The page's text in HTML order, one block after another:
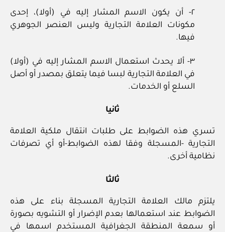
٢- أن يكون الاسم المشار إليه في (أولا)، إحدى
مكونات العلامة التجارية وليس العنصر الجوهري
فيها.
٣- ألا يحدث استعمال الاسم المشار إليه في (أولا)
في العلامة التجارية لبسا فيما يتعلق بمصدر أو أصل
السلع أو الخدمات.
ثانيا
تسري هذه الضوابط على طلبات انتقال ملكية العلامة
التجارية -المسجلة وفقا لهذه الضوابط-أو أي تصرفات
نظامية أخرى.
ثالثا
يلتزم مالك العلامة التجارية المسجلة بناء على هذه
الضوابط عند استعمالها بعدم الإضرار أو التشويه بصورة
أو سمعة المنطقة الجغرافية المستخدم اسمها في